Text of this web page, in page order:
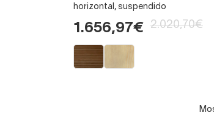
horizontal, suspendido
1.656,97€ 2.020,70€